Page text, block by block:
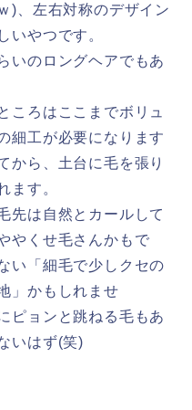
)、左右対称のデザイン
いやつです。
いのロングヘアでもあ
ろはここまでボリュ
細工が必要になります
から、土台に毛を張り
ます。
先は自然とカールして
やくせ毛さんかもで
い「細毛で少しクセの
」かもしれませ
ピョンと跳ねる毛もあ
いはず(笑)